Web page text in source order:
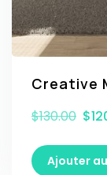
Creative
$130.00 $
Ajouter